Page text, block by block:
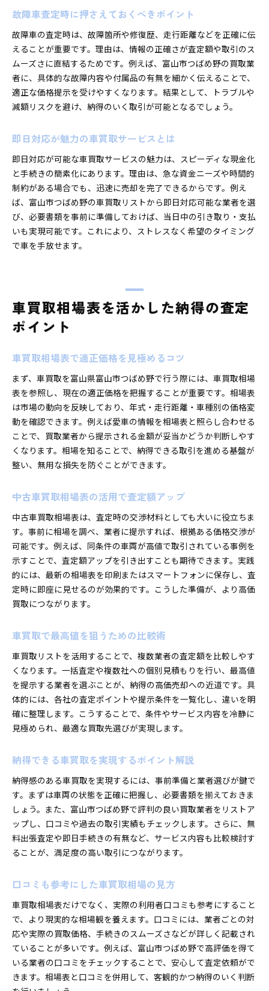
故障車査定時に押さえておくべきポイント
故障車の査定時は、故障箇所や修復歴、走行距離などを正確に伝
えることが重要です。理由は、情報の正確さが査定額や取引のス
ムーズさに直結するためです。例えば、富山市つばめ野の買取業
者に、具体的な故障内容や付属品の有無を細かく伝えることで、
適正な価格提示を受けやすくなります。結果として、トラブルや
減額リスクを避け、納得のいく取引が可能となるでしょう。
即日対応が魅力の車買取サービスとは
即日対応が可能な車買取サービスの魅力は、スピーディな現金化
と手続きの簡素化にあります。理由は、急な資金ニーズや時間的
制約がある場合でも、迅速に売却を完了できるからです。例え
ば、富山市つばめ野の車買取リストから即日対応可能な業者を選
び、必要書類を事前に準備しておけば、当日中の引き取り・支払
いも実現可能です。これにより、ストレスなく希望のタイミング
で車を手放せます。
車買取相場表を活かした納得の査定
ポイント
車買取相場表で適正価格を見極めるコツ
まず、車買取を富山県富山市つばめ野で行う際には、車買取相場
表を参照し、現在の適正価格を把握することが重要です。相場表
は市場の動向を反映しており、年式・走行距離・車種別の価格変
動を確認できます。例えば愛車の情報を相場表と照らし合わせる
ことで、買取業者から提示される金額が妥当かどうか判断しやす
くなります。相場を知ることで、納得できる取引を進める基盤が
整い、無用な損失を防ぐことができます。
中古車買取相場表の活用で査定額アップ
中古車買取相場表は、査定時の交渉材料としても大いに役立ちま
す。事前に相場を調べ、業者に提示すれば、根拠ある価格交渉が
可能です。例えば、同条件の車両が高値で取引されている事例を
示すことで、査定額アップを引き出すことも期待できます。実践
的には、最新の相場表を印刷またはスマートフォンに保存し、査
定時に即座に見せるのが効果的です。こうした準備が、より高価
買取につながります。
車買取で最高値を狙うための比較術
車買取リストを活用することで、複数業者の査定額を比較しやす
くなります。一括査定や複数社への個別見積もりを行い、最高値
を提示する業者を選ぶことが、納得の高価売却への近道です。具
体的には、各社の査定ポイントや提示条件を一覧化し、違いを明
確に整理します。こうすることで、条件やサービス内容を冷静に
見極められ、最適な買取先選びが実現します。
納得できる車買取を実現するポイント解説
納得感のある車買取を実現するには、事前準備と業者選びが鍵で
す。まずは車両の状態を正確に把握し、必要書類を揃えておきま
しょう。また、富山市つばめ野で評判の良い買取業者をリストア
ップし、口コミや過去の取引実績もチェックします。さらに、無
料出張査定や即日手続きの有無など、サービス内容も比較検討す
ることが、満足度の高い取引につながります。
口コミも参考にした車買取相場の見方
車買取相場表だけでなく、実際の利用者口コミも参考にすること
で、より現実的な相場観を養えます。口コミには、業者ごとの対
応や実際の買取価格、手続きのスムーズさなどが詳しく記載され
ていることが多いです。例えば、富山市つばめ野で高評価を得て
いる業者の口コミをチェックすることで、安心して査定依頼がで
きます。相場表と口コミを併用して、客観的かつ納得のいく判断